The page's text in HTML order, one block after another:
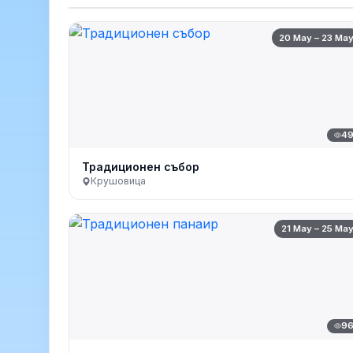
20 May – 23 May
49
Традиционен събор
Крушовица
21 May – 25 May
96